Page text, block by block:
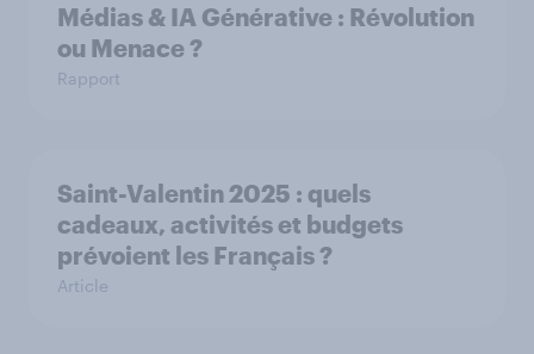
Médias & IA Générative : Révolution
ou Menace ?
Rapport
Saint-Valentin 2025 : quels
cadeaux, activités et budgets
prévoient les Français ?
Article